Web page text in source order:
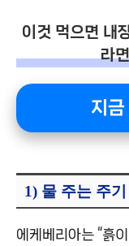
이것 먹으면 내
라
지금
1) 물 주는 주기
에케베리아는 “흙